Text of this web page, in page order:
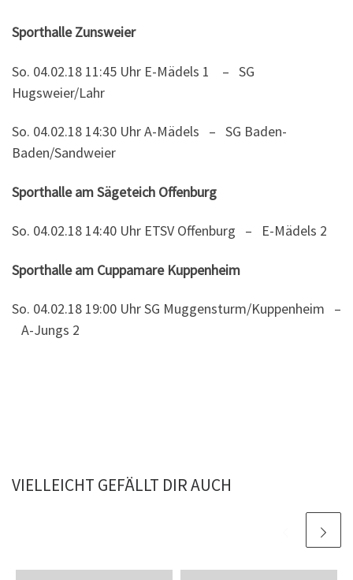
Sporthalle Zunsweier
So. 04.02.18 11:45 Uhr E-Mädels 1 – SG
Hugsweier/Lahr
So. 04.02.18 14:30 Uhr A-Mädels – SG Baden-
Baden/Sandweier
Sporthalle am Sägeteich Offenburg
So. 04.02.18 14:40 Uhr ETSV Offenburg – E-Mädels 2
Sporthalle am Cuppamare Kuppenheim
So. 04.02.18 19:00 Uhr SG Muggensturm/Kuppenheim –
A-Jungs 2
VIELLEICHT GEFÄLLT DIR AUCH